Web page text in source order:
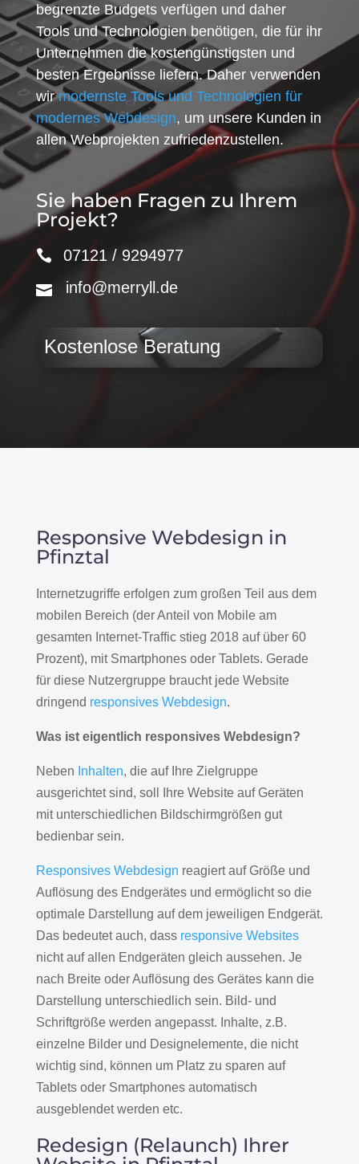
begrenzte Budgets verfügen und daher
Tools und Technologien benötigen, die für ihr
Unternehmen die kostengünstigsten und
besten Ergebnisse liefern. Daher verwenden
wirmodernste Tools und Technologien für
modernes Webdesign, um unsere Kunden in
allen Webprojekten zufriedenzustellen.
Sie haben Fragen zu Ihrem
Projekt?
07121 / 9294977
info@merryll.de
Kostenlose Beratung
Responsive Webdesign in
Pfinztal
Internetzugriffe erfolgen zum großen Teil aus dem
mobilen Bereich (der Anteil von Mobile am
gesamten Internet-Traffic stieg 2018 auf über 60
Prozent), mit Smartphones oder Tablets. Gerade
für diese Nutzergruppe braucht jede Website
dringend responsives Webdesign.
Was ist eigentlich responsives Webdesign?
Neben Inhalten, die auf Ihre Zielgruppe
ausgerichtet sind, soll Ihre Website auf Geräten
mit unterschiedlichen Bildschirmgrößen gut
bedienbar sein.
Responsives Webdesign reagiert auf Größe und
Auflösung des Endgerätes und ermöglicht so die
optimale Darstellung auf dem jeweiligen Endgerät.
Das bedeutet auch, dass responsive Websites
nicht auf allen Endgeräten gleich aussehen. Je
nach Breite oder Auflösung des Gerätes kann die
Darstellung unterschiedlich sein. Bild- und
Schriftgröße werden angepasst. Inhalte, z.B.
einzelne Bilder und Designelemente, die nicht
wichtig sind, können um Platz zu sparen auf
Tablets oder Smartphones automatisch
ausgeblendet werden etc.
Redesign (Relaunch) Ihrer